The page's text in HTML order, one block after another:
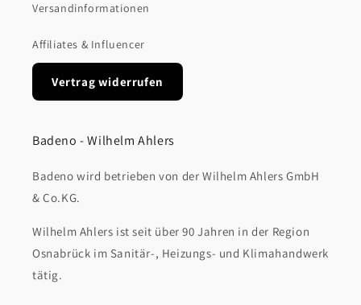
Versandinformationen
Affiliates & Influencer
Vertrag widerrufen
Badeno - Wilhelm Ahlers
Badeno wird betrieben von der Wilhelm Ahlers GmbH
& Co.KG.
Wilhelm Ahlers ist seit über 90 Jahren in der Region
Osnabrück im Sanitär-, Heizungs- und Klimahandwerk
tätig.